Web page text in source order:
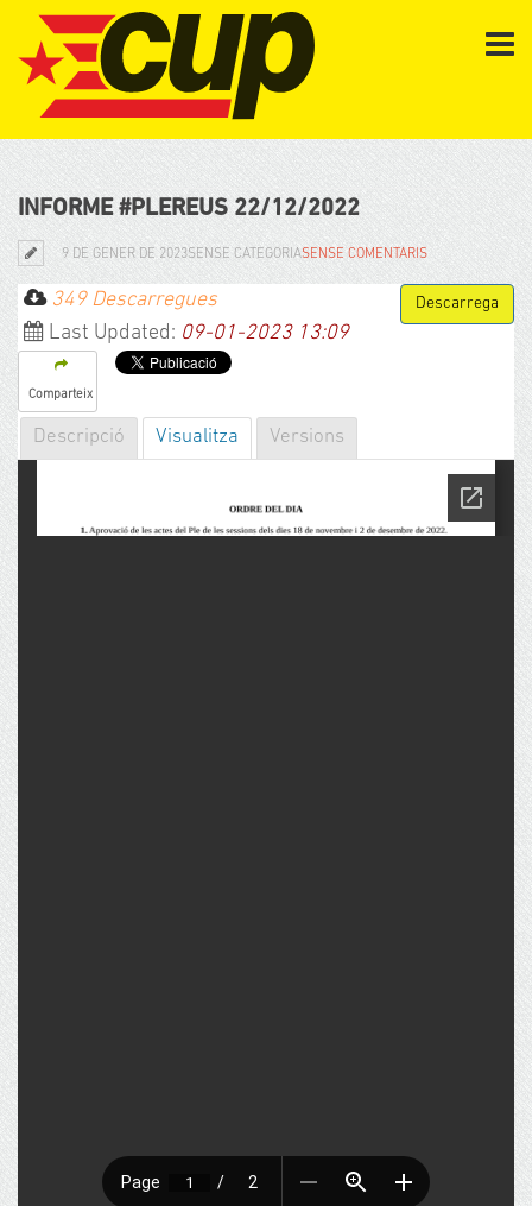
INFORME #PLEREUS 22/12/2022
9 DE GENER DE 2023SENSE CATEGORIASENSE COMENTARIS
349 Descarregues
Last Updated: 09-01-2023 13:09
Comparteix
Descripció Visualitza Versions